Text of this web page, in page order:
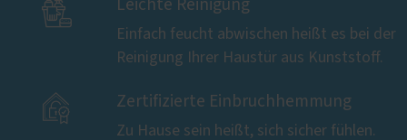
 Leichte Reinigung
Einfach feucht abwischen heißt es bei der
Reinigung Ihrer Haustür aus Kunststoff.
 Zertifizierte Einbruchhemmung
Zu Hause sein heißt, sich sicher fühlen.